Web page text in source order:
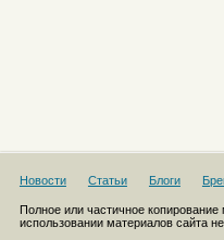
Новости Статьи Блоги
Полное или частичное
использовании материалов сайта